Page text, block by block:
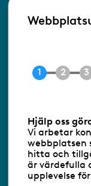
Besöksadress:
Ringvägen 100
E-post
Följ oss
Databasens
Hjälp oss
Vi arbetar
hitta och
är värdefulla
upplevelse